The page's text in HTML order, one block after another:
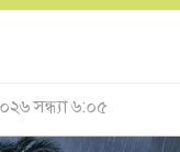
সন্ধ্যা ৬:০৫